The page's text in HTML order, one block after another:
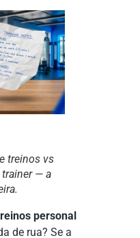
treinos vs
— a
personal
de rua? Se a